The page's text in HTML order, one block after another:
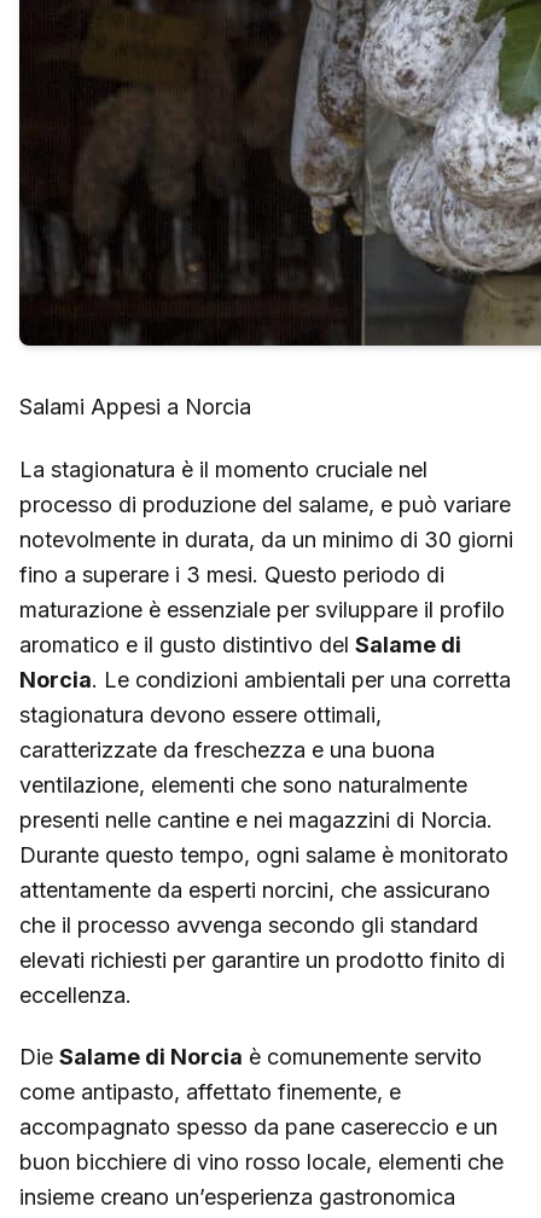
Salami Appesi a Norcia
La stagionatura è il momento cruciale nel
processo di produzione del salame, e può variare
notevolmente in durata, da un minimo di 30 giorni
fino a superare i 3 mesi. Questo periodo di
maturazione è essenziale per sviluppare il profilo
aromatico e il gusto distintivo del Salame di
Norcia. Le condizioni ambientali per una corretta
stagionatura devono essere ottimali,
caratterizzate da freschezza e una buona
ventilazione, elementi che sono naturalmente
presenti nelle cantine e nei magazzini di Norcia.
Durante questo tempo, ogni salame è monitorato
attentamente da esperti norcini, che assicurano
che il processo avvenga secondo gli standard
elevati richiesti per garantire un prodotto finito di
eccellenza.
Die Salame di Norcia è comunemente servito
come antipasto, affettato finemente, e
accompagnato spesso da pane casereccio e un
buon bicchiere di vino rosso locale, elementi che
insieme creano un’esperienza gastronomica